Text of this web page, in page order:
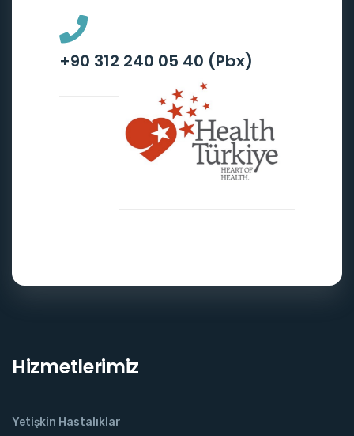
+90 312 240 05 40 (Pbx)
Hizmetlerimiz
Yetişkin Hastalıklar